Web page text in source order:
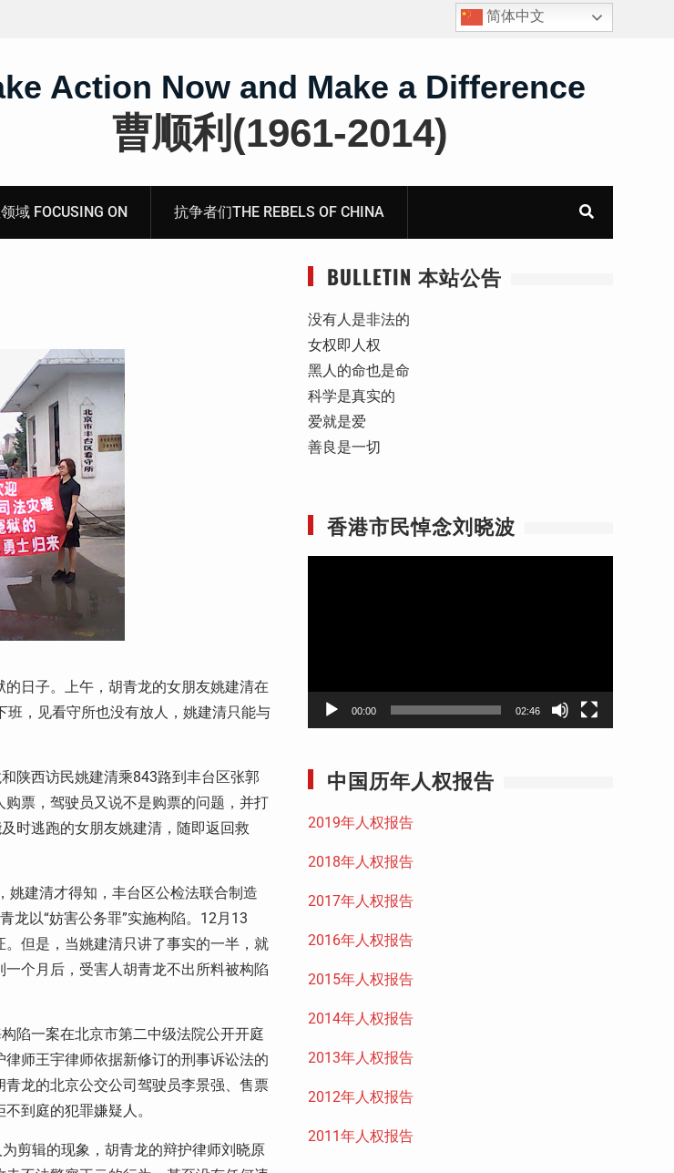
获刑8年的安徽省合肥市法轮功学员、软件工程师唐志
简体中文
Action Now and Make a Difference
曹顺利(1961-2014)
域 FOCUSING ON 抗争者们THE REBELS OF CHINA
日子。上午，胡青龙的女朋友姚建清在
，见看守所也没有放人，姚建清只能与
陕西访民姚建清乘843路到丰台区张郭
票，驾驶员又说不是购票的问题，并打
时逃跑的女朋友姚建清，随即返回救
姚建清才得知，丰台区公检法联合制造
龙以“妨害公务罪”实施构陷。12月13
但是，当姚建清只讲了事实的一半，就
个月后，受害人胡青龙不出所料被构陷
陷一案在北京市第二中级法院公开开庭
师王宇律师依据新修订的刑事诉讼法的
龙的北京公交公司驾驶员李景强、售票
到庭的犯罪嫌疑人。
剪辑的现象，胡青龙的辩护律师刘晓原
BULLETIN 本站公告
没有人是非法的
女权即人权
黑人的命也是命
科学是真实的
爱就是爱
善良是一切
香港市民悼念刘晓波
00:00 02:46
中国历年人权报告
2019年人权报告
2018年人权报告
2017年人权报告
2016年人权报告
2015年人权报告
2014年人权报告
2013年人权报告
2012年人权报告
2011年人权报告